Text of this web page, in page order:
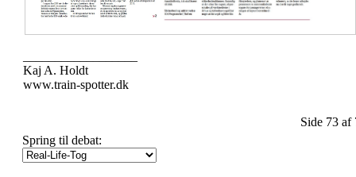
Kaj A. Holdt
www.train-spotter.dk
Side 73
Spring til debat: